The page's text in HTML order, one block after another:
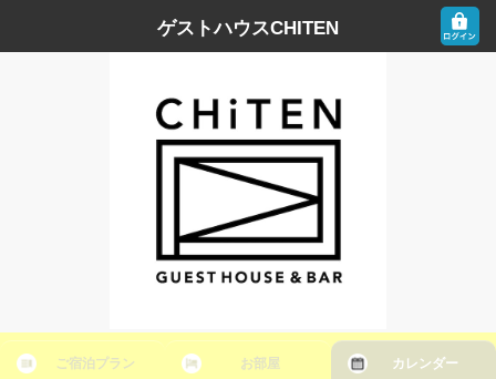
ゲストハウスCHITEN
ご宿泊プラン お部屋 カレンダー